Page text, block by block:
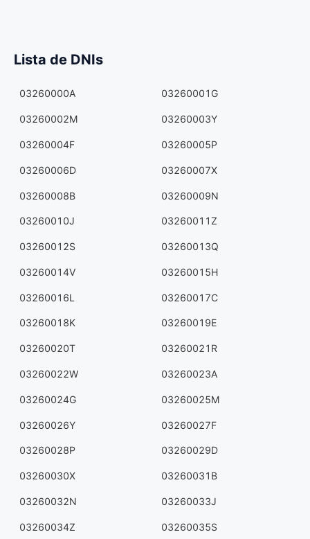
Lista de DNIs
03260000A 03260001G
03260002M 03260003Y
03260004F 03260005P
03260006D 03260007X
03260008B 03260009N
03260010J 03260011Z
03260012S 03260013Q
03260014V 03260015H
03260016L 03260017C
03260018K 03260019E
03260020T 03260021R
03260022W 03260023A
03260024G 03260025M
03260026Y 03260027F
03260028P 03260029D
03260030X 03260031B
03260032N 03260033J
03260034Z 03260035S